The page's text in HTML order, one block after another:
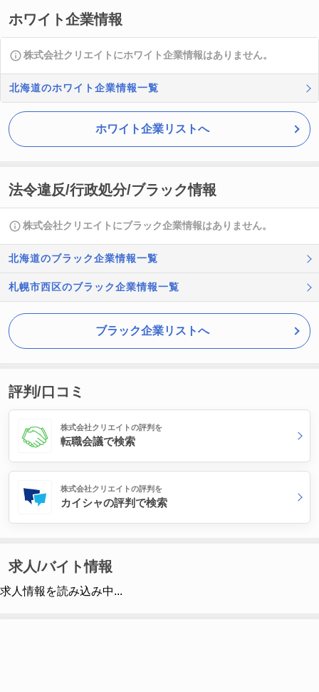
ホワイト企業情報
株式会社クリエイトにホワイト企業情報はありません。
北海道のホワイト企業情報一覧
ホワイト企業リストへ
法令違反/行政処分/ブラック情報
株式会社クリエイトにブラック企業情報はありません。
北海道のブラック企業情報一覧
札幌市西区のブラック企業情報一覧
ブラック企業リストへ
評判/口コミ
株式会社クリエイトの評判を
転職会議で検索
株式会社クリエイトの評判を
カイシャの評判で検索
求人/バイト情報
求人情報を読み込み中...